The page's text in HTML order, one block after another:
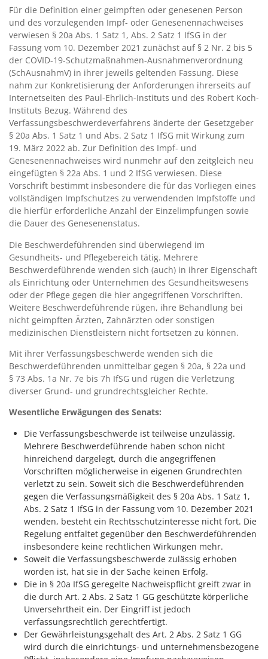
Für die Definition einer geimpften oder genesenen Person
und des vorzulegenden Impf- oder Genesenennachweises
verwiesen § 20a Abs. 1 Satz 1, Abs. 2 Satz 1 IfSG in der
Fassung vom 10. Dezember 2021 zunächst auf § 2 Nr. 2 bis 5
der COVID-19-Schutzmaßnahmen-Ausnahmenverordnung
(SchAusnahmV) in ihrer jeweils geltenden Fassung. Diese
nahm zur Konkretisierung der Anforderungen ihrerseits auf
Internetseiten des Paul-Ehrlich-Instituts und des Robert Koch-
Instituts Bezug. Während des
Verfassungsbeschwerdeverfahrens änderte der Gesetzgeber
§ 20a Abs. 1 Satz 1 und Abs. 2 Satz 1 IfSG mit Wirkung zum
19. März 2022 ab. Zur Definition des Impf- und
Genesenennachweises wird nunmehr auf den zeitgleich neu
eingefügten § 22a Abs. 1 und 2 IfSG verwiesen. Diese
Vorschrift bestimmt insbesondere die für das Vorliegen eines
vollständigen Impfschutzes zu verwendenden Impfstoffe und
die hierfür erforderliche Anzahl der Einzelimpfungen sowie
die Dauer des Genesenenstatus.
Die Beschwerdeführenden sind überwiegend im
Gesundheits- und Pflegebereich tätig. Mehrere
Beschwerdeführende wenden sich (auch) in ihrer Eigenschaft
als Einrichtung oder Unternehmen des Gesundheitswesens
oder der Pflege gegen die hier angegriffenen Vorschriften.
Weitere Beschwerdeführende rügen, ihre Behandlung bei
nicht geimpften Ärzten, Zahnärzten oder sonstigen
medizinischen Dienstleistern nicht fortsetzen zu können.
Mit ihrer Verfassungsbeschwerde wenden sich die
Beschwerdeführenden unmittelbar gegen § 20a, § 22a und
§ 73 Abs. 1a Nr. 7e bis 7h IfSG und rügen die Verletzung
diverser Grund- und grundrechtsgleicher Rechte.
Wesentliche Erwägungen des Senats:
Die Verfassungsbeschwerde ist teilweise unzulässig.
Mehrere Beschwerdeführende haben schon nicht
hinreichend dargelegt, durch die angegriffenen
Vorschriften möglicherweise in eigenen Grundrechten
verletzt zu sein. Soweit sich die Beschwerdeführenden
gegen die Verfassungsmäßigkeit des § 20a Abs. 1 Satz 1,
Abs. 2 Satz 1 IfSG in der Fassung vom 10. Dezember 2021
wenden, besteht ein Rechtsschutzinteresse nicht fort. Die
Regelung entfaltet gegenüber den Beschwerdeführenden
insbesondere keine rechtlichen Wirkungen mehr.
Soweit die Verfassungsbeschwerde zulässig erhoben
worden ist, hat sie in der Sache keinen Erfolg.
Die in § 20a IfSG geregelte Nachweispflicht greift zwar in
die durch Art. 2 Abs. 2 Satz 1 GG geschützte körperliche
Unversehrtheit ein. Der Eingriff ist jedoch
verfassungsrechtlich gerechtfertigt.
Der Gewährleistungsgehalt des Art. 2 Abs. 2 Satz 1 GG
wird durch die einrichtungs- und unternehmensbezogene